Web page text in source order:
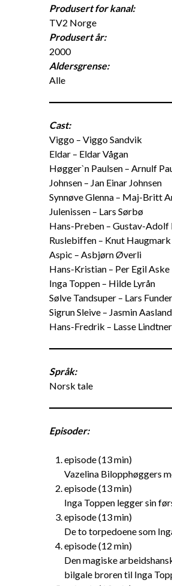
Produsert for kanal:
TV2 Norge
Produsert år:
2000
Aldersgrense:
Alle
Cast:
Viggo – Viggo Sandvik
Eldar – Eldar Vågan
Høgger`n Paulsen – Arnulf
Johnsen – Jan Einar Johnsen
Synnøve Glenna – Maj-Britt
Julenissen – Lars Sørbø
Hans-Preben – Gustav-Adolf
Ruslebiffen – Knut Haugmark
Aspic – Asbjørn Øverli
Hans-Kristian – Per Egil Aske
Inga Toppen – Hilde Lyrån
Sølve Tandsuper – Lars
Sigrun Sleive – Jasmin Aasland
Hans-Fredrik – Lasse Lindtner
Språk:
Norsk tale
Episoder:
episode (13 min)
Vazelina Bilopphøggers
episode (13 min)
Inga Toppen legger sin
episode (13 min)
De to torpedoene som
episode (12 min)
Den magiske
bilgale broren til Inga